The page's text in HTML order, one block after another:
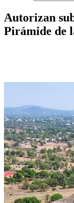
Autorizan
Pirámide de